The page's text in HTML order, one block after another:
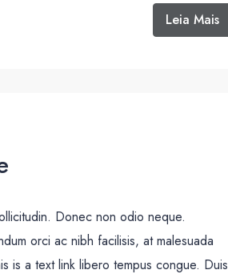
Leia Mais
Donec non odio neque.
orci ac nibh facilisis, at malesuada
is a text link libero tempus congue. Duis